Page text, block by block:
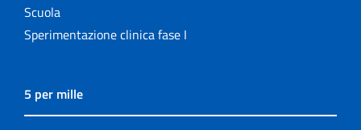
Scuola
Sperimentazione clinica fase I
5 per mille